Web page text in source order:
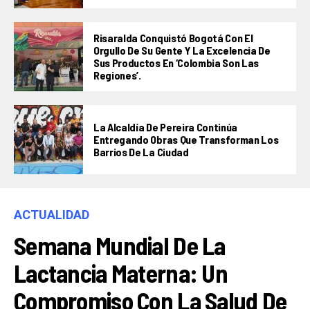
Risaralda Conquistó Bogotá Con El
Orgullo De Su Gente Y La Excelencia De
Sus Productos En ‘Colombia Son Las
Regiones’.
La Alcaldía De Pereira Continúa
Entregando Obras Que Transforman Los
Barrios De La Ciudad
ACTUALIDAD
Semana Mundial De La
Lactancia Materna: Un
Compromiso Con La Salud De